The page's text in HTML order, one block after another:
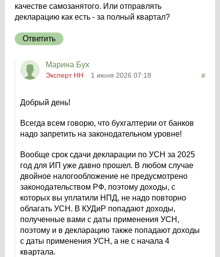
качестве самозанятого. Или отправлять
декларацию как есть - за полный квартал?
Ответить
Марина Бух
Эксперт НН 1 июня 2026 07:18 #
Добрый день!
Всегда всем говорю, что бухгалтерии от банков
надо запретить на законодательном уровне!
Вообще срок сдачи декларации по УСН за 2025
год для ИП уже давно прошел. В любом случае
двойное налогообложение не предусмотрено
законодательством РФ, поэтому доходы, с
которых вы уплатили НПД, не надо повторно
облагать УСН. В КУДиР попадают доходы,
полученные вами с даты применения УСН,
поэтому и в декларацию также попадают доходы
с даты применения УСН, а не с начала 4
квартала.